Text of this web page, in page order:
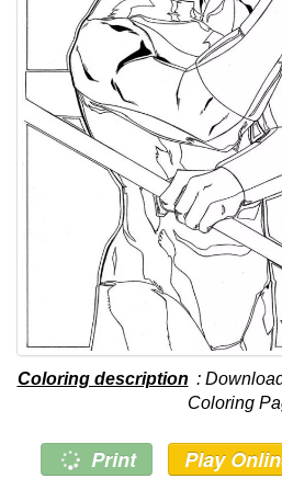
Coloring description :
Coloring
Print Play